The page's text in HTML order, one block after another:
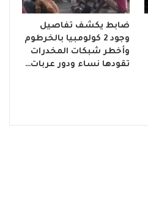
ضابط يكشف تفاصيل
وجود 2 كولومبيا بالخرطوم
وأخطر شبكات المخدرات
تقودها نساء ودور عربات…